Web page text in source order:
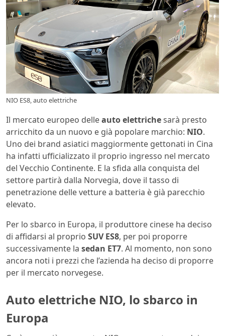
NIO ES8, auto elettriche
Il mercato europeo delleauto elettrichesarà presto
arricchito da un nuovo e già popolare marchio: NIO.
Uno dei brand asiatici maggiormente gettonati in Cina
ha infatti ufficializzato il proprio ingresso nel mercato
del Vecchio Continente. E la sfida alla conquista del
settore partirà dalla Norvegia, dove il tasso di
penetrazione delle vetture a batteria è già parecchio
elevato.
Per lo sbarco in Europa, il produttore cinese ha deciso
di affidarsi al proprio SUV ES8, per poi proporre
successivamente la sedan ET7. Al momento, non sono
ancora noti i prezzi che l’azienda ha deciso di proporre
per il mercato norvegese.
Auto elettriche NIO, lo sbarco in
Europa